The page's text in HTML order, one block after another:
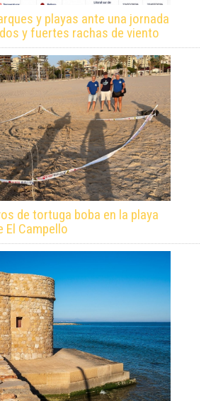
y playas ante una jornada
y fuertes rachas de viento
de tortuga boba en la playa
El Campello